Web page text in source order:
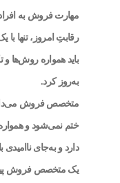
مهارت فروش به افراد
رقابتِ امروز، تنها
باید همواره روش‌ها و
به‌روز کرد.
متخصص فروش
ختم نمی‌شود و
دارد و به‌جای ناامیدی
یک متخصص فروش